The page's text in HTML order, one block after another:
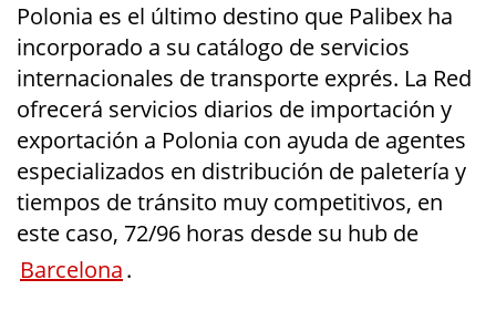
Polonia es el último destino que Palibex ha
incorporado a su catálogo de servicios
internacionales de transporte exprés. La Red
ofrecerá servicios diarios de importación y
exportación a Polonia con ayuda de agentes
especializados en distribución de paletería y
tiempos de tránsito muy competitivos, en
este caso, 72/96 horas desde su hub de
Barcelona.